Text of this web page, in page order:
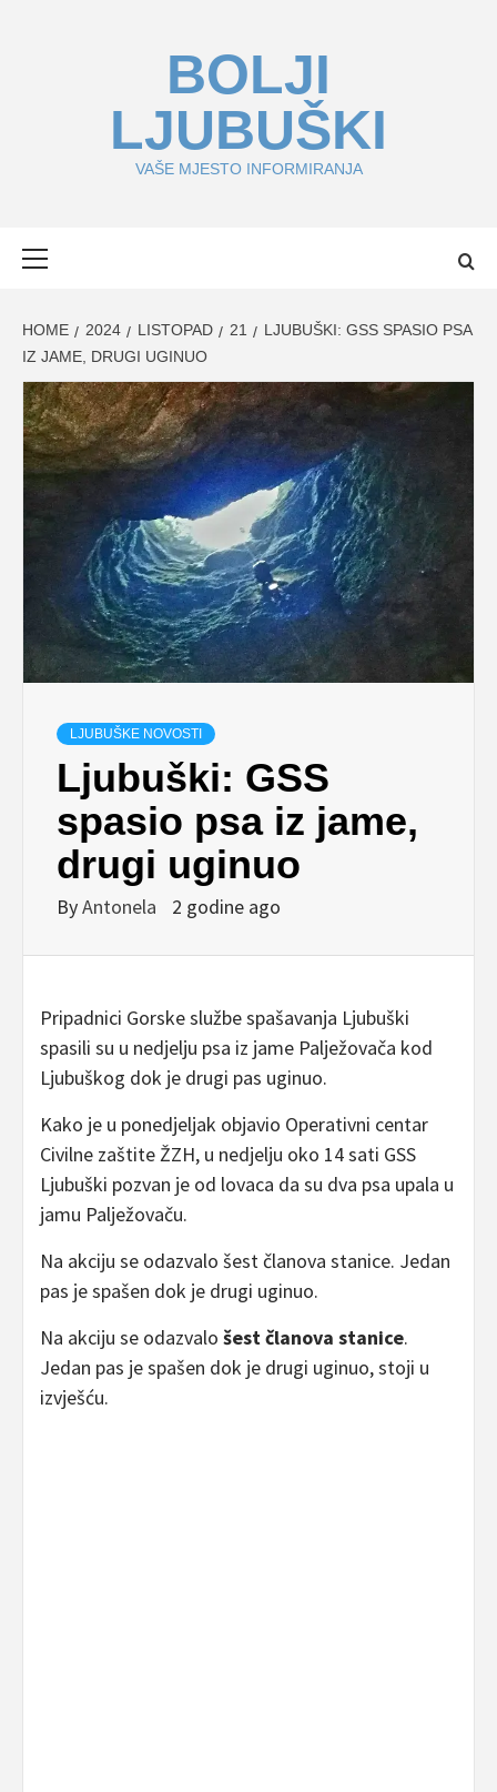
BOLJI
LJUBUŠKI
VAŠE MJESTO INFORMIRANJA
HOME 2024 LISTOPAD 21
LJUBUŠKI: GSS SPASIO PSA
IZ JAME, DRUGI UGINUO
LJUBUŠKE NOVOSTI
Ljubuški: GSS
spasio psa iz jame,
drugi uginuo
ByAntonela 2 godine ago
Pripadnici Gorske službe spašavanja Ljubuški
spasili su u nedjelju psa iz jame Palježovača kod
Ljubuškog dok je drugi pas uginuo.
Kako je u ponedjeljak objavio Operativni centar
Civilne zaštite ŽZH, u nedjelju oko 14 sati GSS
Ljubuški pozvan je od lovaca da su dva psa upala u
jamu Palježovaču.
Na akciju se odazvalo šest članova stanice. Jedan
pas je spašen dok je drugi uginuo.
Na akciju se odazvalo šest članova stanice.
Jedan pas je spašen dok je drugi uginuo, stoji u
izvješću.